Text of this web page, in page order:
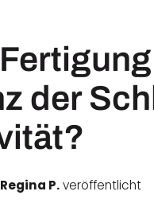
der
Regina P.veröffentlicht